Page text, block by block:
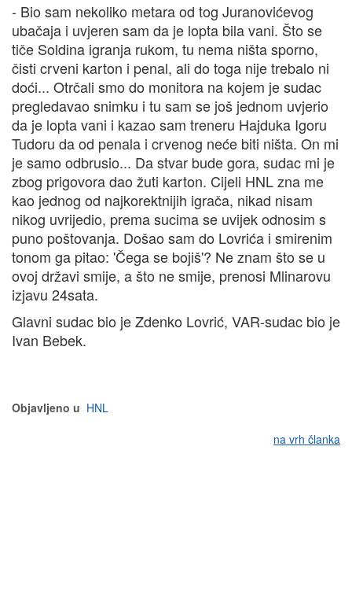
- Bio sam nekoliko metara od tog Juranovićevog
ubačaja i uvjeren sam da je lopta bila vani. Što se
tiče Soldina igranja rukom, tu nema ništa sporno,
čisti crveni karton i penal, ali do toga nije trebalo ni
doći... Otrčali smo do monitora na kojem je sudac
pregledavao snimku i tu sam se još jednom uvjerio
da je lopta vani i kazao sam treneru Hajduka Igoru
Tudoru da od penala i crvenog neće biti ništa. On mi
je samo odbrusio... Da stvar bude gora, sudac mi je
zbog prigovora dao žuti karton. Cijeli HNL zna me
kao jednog od najkorektnijih igrača, nikad nisam
nikog uvrijedio, prema sucima se uvijek odnosim s
puno poštovanja. Došao sam do Lovrića i smirenim
tonom ga pitao: 'Čega se bojiš'? Ne znam što se u
ovoj državi smije, a što ne smije, prenosi Mlinarovu
izjavu 24sata.
Glavni sudac bio je Zdenko Lovrić, VAR-sudac bio je
Ivan Bebek.
Objavljeno u HNL
na vrh članka